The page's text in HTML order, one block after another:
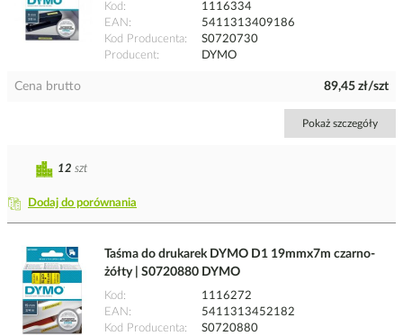
Kod
1116334
EAN
5411313409186
Kod Producenta
S0720730
Producent
DYMO
Cena brutto 89,45 zł/szt
Pokaż szczegóły
Dodaj do porównania
12 szt
Taśma do drukarek DYMO D1 19mmx7m czarno-
żółty | S0720880 DYMO
Kod
1116272
EAN
5411313452182
Kod Producenta
S0720880